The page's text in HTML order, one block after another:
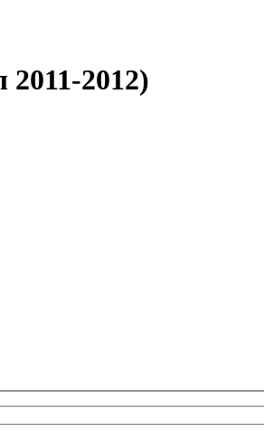
2012)